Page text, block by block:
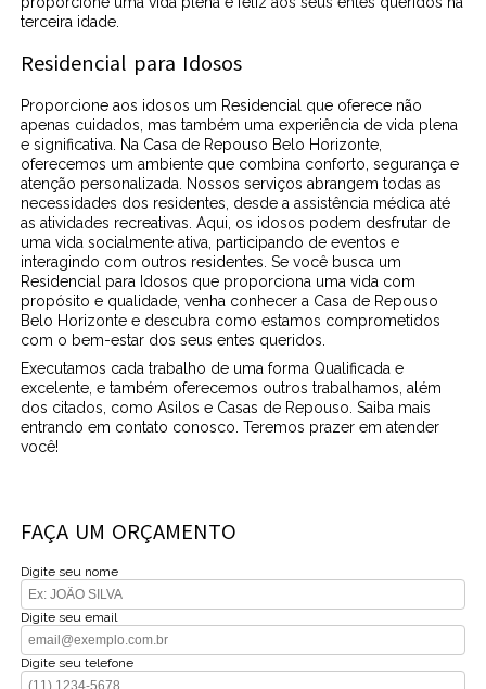
terceira idade.
Residencial para Idosos
Proporcione aos idosos um Residencial que oferece não
apenas cuidados, mas também uma experiência de vida plena
e significativa. Na Casa de Repouso Belo Horizonte,
oferecemos um ambiente que combina conforto, segurança e
atenção personalizada. Nossos serviços abrangem todas as
necessidades dos residentes, desde a assistência médica até
as atividades recreativas. Aqui, os idosos podem desfrutar de
uma vida socialmente ativa, participando de eventos e
interagindo com outros residentes. Se você busca um
Residencial para Idosos que proporciona uma vida com
propósito e qualidade, venha conhecer a Casa de Repouso
Belo Horizonte e descubra como estamos comprometidos
com o bem-estar dos seus entes queridos.
Executamos cada trabalho de uma forma Qualificada e
excelente, e também oferecemos outros trabalhamos, além
dos citados, como Asilos e Casas de Repouso. Saiba mais
entrando em contato conosco. Teremos prazer em atender
você!
FAÇA UM ORÇAMENTO
Digite seu nome
Digite seu email
Digite seu telefone